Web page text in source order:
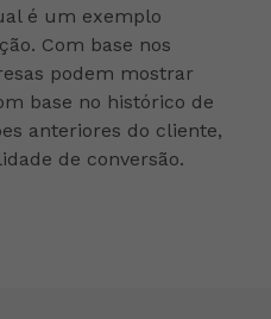
é um exemplo
Com base nos
podem mostrar
base no histórico de
anteriores do cliente,
de conversão.